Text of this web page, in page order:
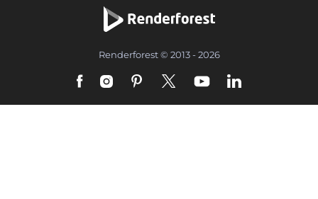
Renderforest © 2013 - 2026